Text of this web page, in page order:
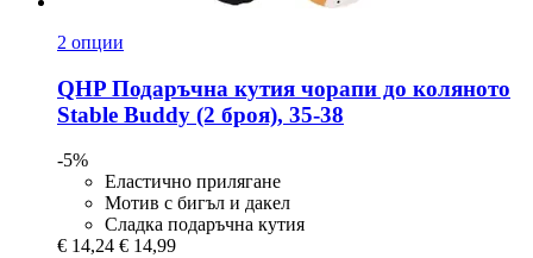
2 опции
QHP Подаръчна кутия чорапи до коляното
Stable Buddy (2 броя), 35-​38
-5%
Еластично прилягане
Мотив с бигъл и дакел
Сладка подаръчна кутия
€ 14,24 € 14,99